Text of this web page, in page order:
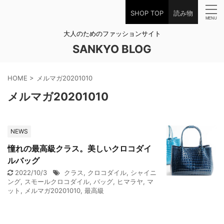
SHOP TOP 読み物
大人のためのファッションサイト
SANKYO BLOG
HOME > メルマガ20201010
メルマガ20201010
NEWS
憧れの最高級クラス。美しいクロコダイ
ルバッグ
2022/10/3 クラス, クロコダイル, シャイニ
ング, スモールクロコダイル, バッグ, ヒマラヤ, マ
ット , メルマガ20201010, 最高級